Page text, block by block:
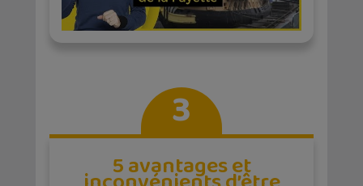
3
5 avantages et